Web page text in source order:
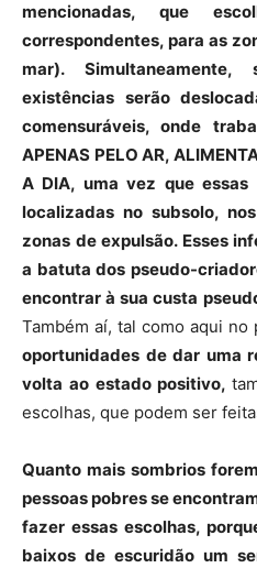
mencionadas, que
correspondentes, para as
mar).
existências serão
comensuráveis, onde
APENAS PELO AR,
A DIA, uma vez que essas
localizadas no subsolo,
zonas de expulsão. Esses
a batuta dos pseudo-
encontrar à sua custa
Também aí, tal como aqui no
oportunidades de dar uma
volta ao estado positivo,
escolhas, que podem ser
Quanto mais sombrios
pessoas pobres se
fazer essas escolhas,
baixos de escuridão um